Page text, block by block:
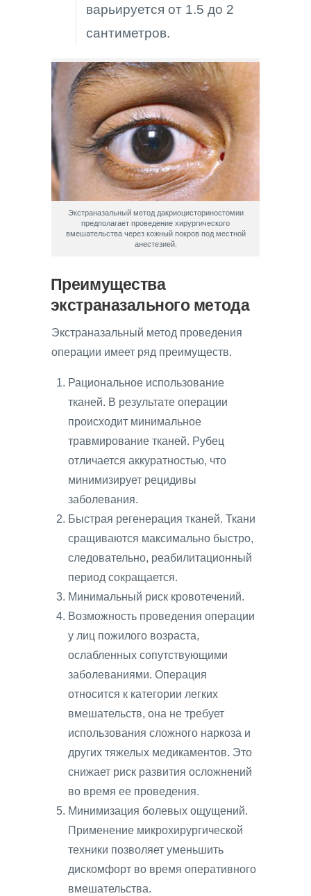
варьируется от 1.5 до 2
сантиметров.
Экстраназальный метод дакриоцисториностомии
предполагает проведение хирургического
вмешательства через кожный покров под местной
анестезией.
Преимущества
экстраназального метода
Экстраназальный метод проведения
операции имеет ряд преимуществ.
Рациональное использование
тканей. В результате операции
происходит минимальное
травмирование тканей. Рубец
отличается аккуратностью, что
минимизирует рецидивы
заболевания.
Быстрая регенерация тканей. Ткани
сращиваются максимально быстро,
следовательно, реабилитационный
период сокращается.
Минимальный риск кровотечений.
Возможность проведения операции
у лиц пожилого возраста,
ослабленных сопутствующими
заболеваниями. Операция
относится к категории легких
вмешательств, она не требует
использования сложного наркоза и
других тяжелых медикаментов. Это
снижает риск развития осложнений
во время ее проведения.
Минимизация болевых ощущений.
Применение микрохирургической
техники позволяет уменьшить
дискомфорт во время оперативного
вмешательства.